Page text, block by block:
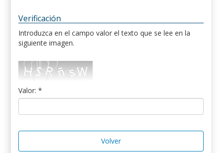
Verificación
Introduzca en el campo valor el texto que se lee en la
siguiente imagen.
Valor: *
Volver